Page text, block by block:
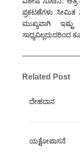
ಪ್ರಕಟಣೆಗಳು ಸೀಮಿತ
ಮುಖ್ಯವಾಗಿ
ಸಾಧ್ಯವಿಲ್ಲದುದರಿಂದ
Related Post
ದೇಹದಾನ
ಯಕ್ಷೋಪಾಸನೆ